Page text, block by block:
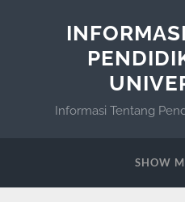
Informasi Tentang
SHOW